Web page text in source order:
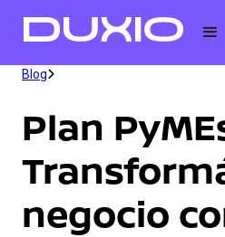
Blog
Plan
negocio